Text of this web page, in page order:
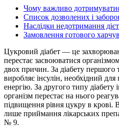
Чому важливо
Список дозволених і
Наслідки недотримання
Замовлення готового
Цукровий діабет — це
перестає засвоюватися
двох причин. За діабету першого
виробляє інсулін, необхідний
енергію. За другого типу діабету
організм перестає на нього
підвищення рівня цукру в крові.
лише приймання лікарських
№ 9.